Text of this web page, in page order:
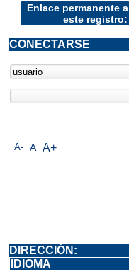
Enlace permanente a
este registro:
A- A A+
CONECTARSE
DIRECCIÓN:
IDIOMA